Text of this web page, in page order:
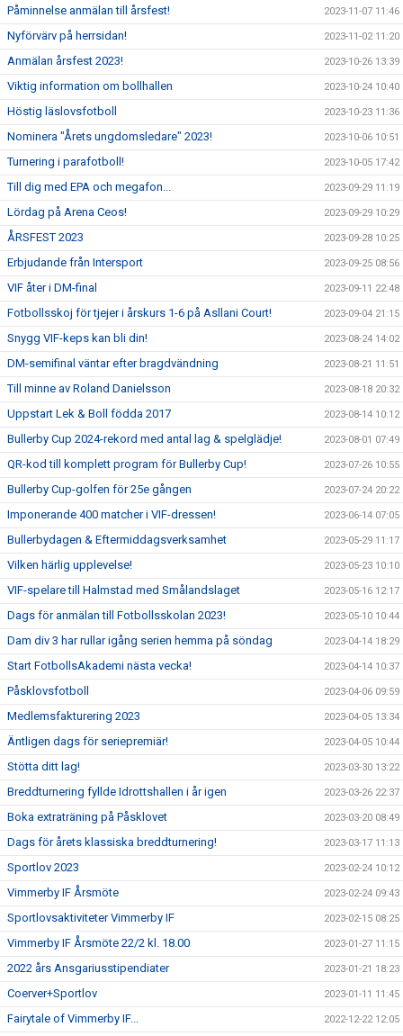
Påminnelse anmälan till årsfest! 2023-11-07 11:46
Nyförvärv på herrsidan! 2023-11-02 11:20
Anmälan årsfest 2023! 2023-10-26 13:39
Viktig information om bollhallen 2023-10-24 10:40
Höstig läslovsfotboll 2023-10-23 11:36
Nominera "Årets ungdomsledare" 2023! 2023-10-06 10:51
Turnering i parafotboll! 2023-10-05 17:42
Till dig med EPA och megafon... 2023-09-29 11:19
Lördag på Arena Ceos! 2023-09-29 10:29
ÅRSFEST 2023 2023-09-28 10:25
Erbjudande från Intersport 2023-09-25 08:56
VIF åter i DM-final 2023-09-11 22:48
Fotbollsskoj för tjejer i årskurs 1-6 på Asllani Court! 2023-09-04 21:15
Snygg VIF-keps kan bli din! 2023-08-24 14:02
DM-semifinal väntar efter bragdvändning 2023-08-21 11:51
Till minne av Roland Danielsson 2023-08-18 20:32
Uppstart Lek & Boll födda 2017 2023-08-14 10:12
Bullerby Cup 2024-rekord med antal lag & spelglädje! 2023-08-01 07:49
QR-kod till komplett program för Bullerby Cup! 2023-07-26 10:55
Bullerby Cup-golfen för 25e gången 2023-07-24 20:22
Imponerande 400 matcher i VIF-dressen! 2023-06-14 07:05
Bullerbydagen & Eftermiddagsverksamhet 2023-05-29 11:17
Vilken härlig upplevelse! 2023-05-23 10:10
VIF-spelare till Halmstad med Smålandslaget 2023-05-16 12:17
Dags för anmälan till Fotbollsskolan 2023! 2023-05-10 10:44
Dam div 3 har rullar igång serien hemma på söndag 2023-04-14 18:29
Start FotbollsAkademi nästa vecka! 2023-04-14 10:37
Påsklovsfotboll 2023-04-06 09:59
Medlemsfakturering 2023 2023-04-05 13:34
Äntligen dags för seriepremiär! 2023-04-05 10:44
Stötta ditt lag! 2023-03-30 13:22
Breddturnering fyllde Idrottshallen i år igen 2023-03-26 22:37
Boka extraträning på Påsklovet 2023-03-20 08:49
Dags för årets klassiska breddturnering! 2023-03-17 11:13
Sportlov 2023 2023-02-24 10:12
Vimmerby IF Årsmöte 2023-02-24 09:43
Sportlovsaktiviteter Vimmerby IF 2023-02-15 08:25
Vimmerby IF Årsmöte 22/2 kl. 18.00 2023-01-27 11:15
2022 års Ansgariusstipendiater 2023-01-21 18:23
Coerver+Sportlov 2023-01-11 11:45
Fairytale of Vimmerby IF... 2022-12-22 12:05